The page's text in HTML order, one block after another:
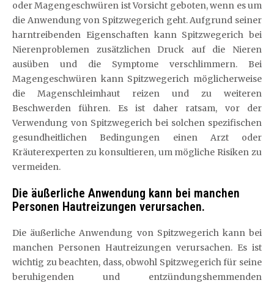
oder Magengeschwüren ist Vorsicht geboten, wenn es um
die Anwendung von Spitzwegerich geht. Aufgrund seiner
harntreibenden Eigenschaften kann Spitzwegerich bei
Nierenproblemen zusätzlichen Druck auf die Nieren
ausüben und die Symptome verschlimmern. Bei
Magengeschwüren kann Spitzwegerich möglicherweise
die Magenschleimhaut reizen und zu weiteren
Beschwerden führen. Es ist daher ratsam, vor der
Verwendung von Spitzwegerich bei solchen spezifischen
gesundheitlichen Bedingungen einen Arzt oder
Kräuterexperten zu konsultieren, um mögliche Risiken zu
vermeiden.
Die äußerliche Anwendung kann bei manchen
Personen Hautreizungen verursachen.
Die äußerliche Anwendung von Spitzwegerich kann bei
manchen Personen Hautreizungen verursachen. Es ist
wichtig zu beachten, dass, obwohl Spitzwegerich für seine
beruhigenden und entzündungshemmenden